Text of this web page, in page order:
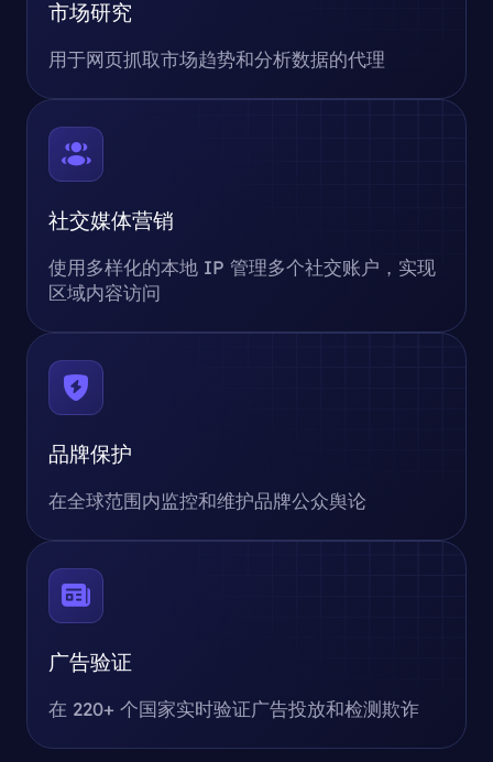
市场研究
用于网页抓取市场趋势和分析数据的代理
社交媒体营销
使用多样化的本地 IP 管理多个社交账户，实现
区域内容访问
品牌保护
在全球范围内监控和维护品牌公众舆论
广告验证
在 220+ 个国家实时验证广告投放和检测欺诈